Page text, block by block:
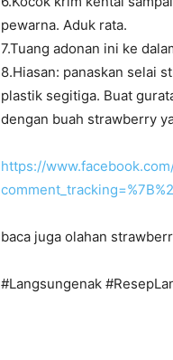
pewarna. Aduk rata.
7.Tuang adonan ini ke
8.Hiasan: panaskan selai
plastik segitiga. Buat
dengan buah strawberry
https://
baca juga olahan
#Langsungenak